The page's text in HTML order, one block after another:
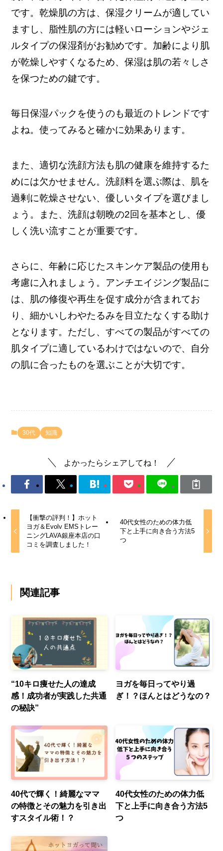
です。乾燥肌の方は、保湿クリームが適してい
ますし、脂性肌の方には軽いローションやジェ
ルタイプの保湿剤がお勧めです。加齢により肌
が乾燥しやすくなるため、保湿は肌の若々しさ
を保つための鍵です。
毎日保湿パックを使うのも最近のトレンドです
よね。使ってみると確かに効果あります。
また、適切な洗顔方法も肌の健康を維持するた
めには欠かせません。洗顔料を選ぶ際は、肌を
過剰に乾燥させない、優しいタイプを選びまし
ょう。また、洗顔は朝晩の2回を基本とし、優
しく洗い流すことが重要です。
さらに、年齢に応じたスキンケア製品の使用も
考慮に入れましょう。アンチエイジング製品に
は、肌の修復や再生を促す成分が含まれてお
り、細かいしわやたるみを目立たなくする助け
となります。ただし、すべての製品がすべての
肌タイプに適しているわけではないので、自分
の肌に合ったものを選ぶことが大切です。
30代 知識
よかったらシェアしてね！
【衝撃の評判！】ホット
ヨガ＆Evolv EMSトレー
ニングLAVA銀座本店の口
コミを調査しました！
40代女性のための体力低
下と上手に向き合う方法5
つ
関連記事
“10キロ痩せた人の達成
感！成功者が実践した共通
の秘訣”
ヨガを毎日ってやり過
ぎ！？ほんとはどうなの？
40代で輝く！綺麗なママ
の特徴とその魅力を引き出
すスタイル術！？
40代女性のための体力低
下と上手に向き合う方法5
つ